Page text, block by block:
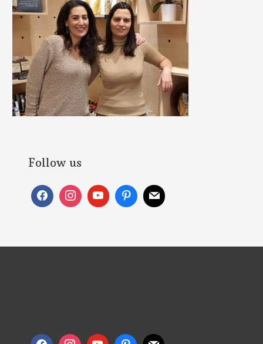
Follow us